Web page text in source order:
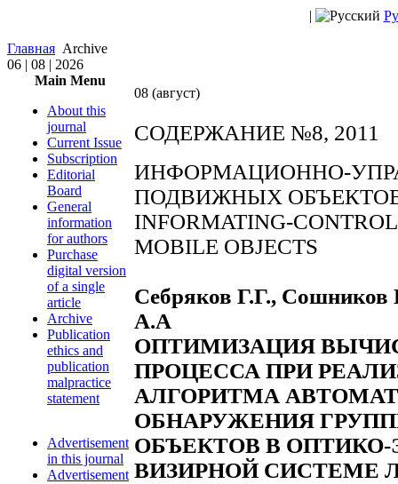
|
Главная Archive
06 | 08 | 2026
Main Menu
About this
journal
Current Issue
Subscription
Editorial
Board
General
information
for authors
Purchase
digital version
of a single
article
Archive
Publication
ethics and
publication
malpractice
statement
Advertisement
in this journal
Advertisement
08 (август)
СОДЕРЖАНИЕ №8, 2011
ИНФОРМАЦИОННО-
ПОДВИЖНЫХ
INFORMATING-
MOBILE OBJECTS
Себряков Г.Г.,
А.А
ОПТИМИЗАЦИЯ
ПРОЦЕССА ПРИ
АЛГОРИТМА
ОБНАРУЖЕНИЯ
ОБЪЕКТОВ В
ВИЗИРНОЙ СИСТЕМЕ